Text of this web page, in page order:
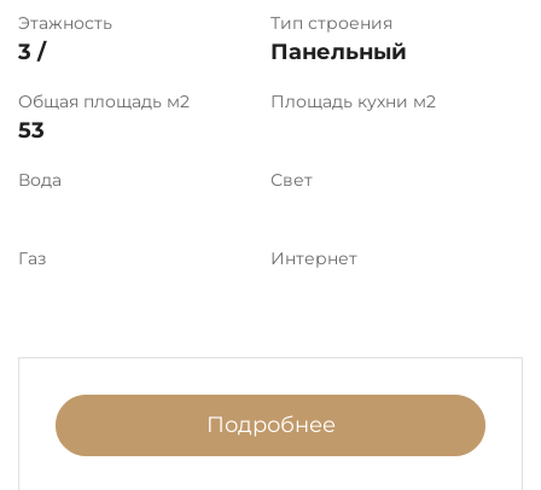
Этажность
3 /
Тип строения
Панельный
Общая площадь м2
53
Площадь кухни м2
Вода Свет
Газ Интернет
Подробнее